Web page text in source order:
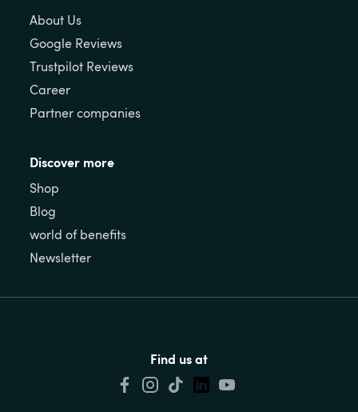
About Us
Google Reviews
Trustpilot Reviews
Career
Partner companies
Discover more
Shop
Blog
world of benefits
Newsletter
Find us at